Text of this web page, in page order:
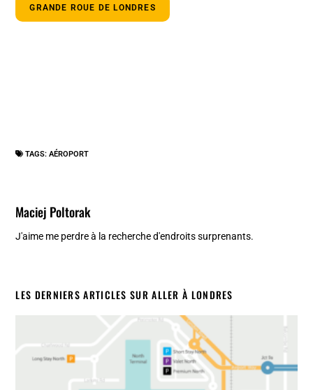
GRANDE ROUE DE LONDRES
TAGS:AÉROPORT
Maciej Poltorak
J'aime me perdre à la recherche d'endroits surprenants.
LES DERNIERS ARTICLES SUR ALLER À LONDRES